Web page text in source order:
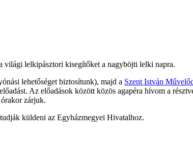
világi lelkipásztori kisegítőket a nagyböjti lelki napra.
lehetőséget biztosítunk), majd a Szent István
Az előadások között közös agapéra hívom a
zárjuk.
küldeni az Egyházmegyei Hivatalhoz.